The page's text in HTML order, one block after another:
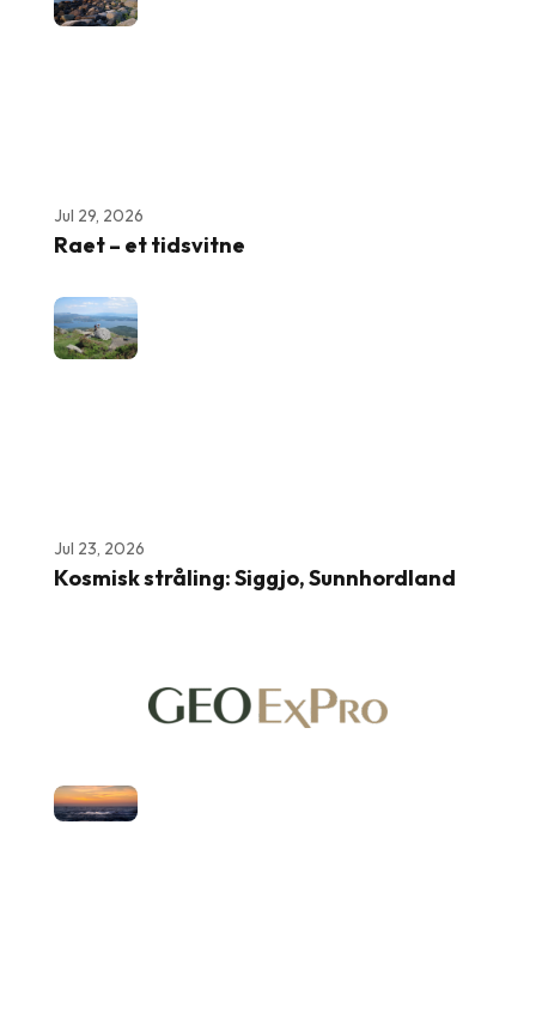
Jul 29, 2026
Raet – et tidsvitne
Jul 23, 2026
Kosmisk stråling: Siggjo, Sunnhordland